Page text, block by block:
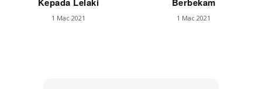
1 Mac 2021 1 Mac 2021